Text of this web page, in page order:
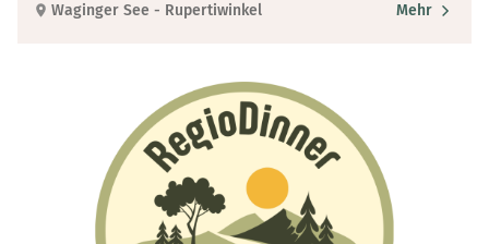
Waginger See - Rupertiwinkel Mehr